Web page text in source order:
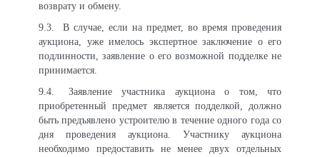
возврату и обмену.
9.3.
В случае, если на предмет, во время проведения
аукциона, уже имелось экспертное заключение о его
подлинности, заявление о его возможной подделке не
принимается.
9.4.
Заявление участника аукциона о том, что
приобретенный предмет является подделкой, должно
быть предъявлено устроителю в течение одного года со
дня проведения аукциона. Участнику аукциона
необходимо предоставить не менее двух отдельных